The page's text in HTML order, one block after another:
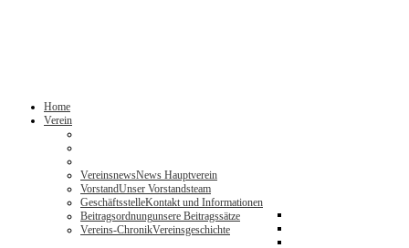
Home
Verein
VereinsnewsNews Hauptverein
VorstandUnser Vorstandsteam
GeschäftsstelleKontakt und Informationen
Beitragsordnungunsere Beitragssätze
Vereins-ChronikVereinsgeschichte